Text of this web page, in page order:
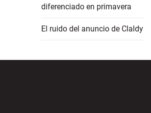
diferenciado en primavera
El ruido del anuncio de Claldy